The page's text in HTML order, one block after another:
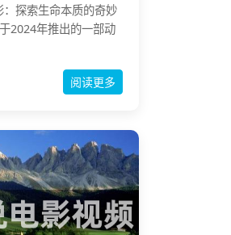
探索生命本质的奇妙
2024年推出的一部动
阅读更多